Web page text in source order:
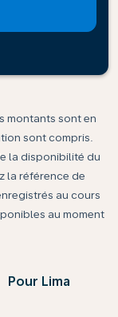
montants sont en
sont compris.
la disponibilité du
la référence de
au cours
au moment
Pour Lima